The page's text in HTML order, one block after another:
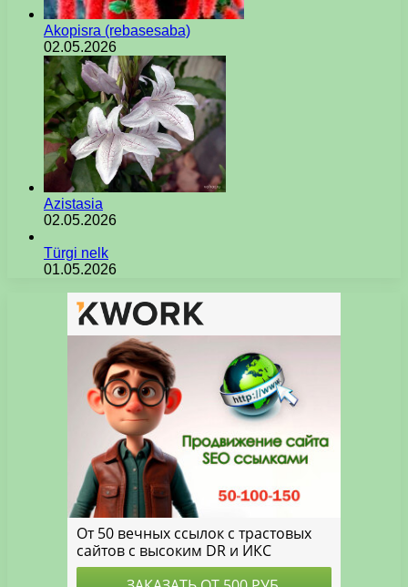
Akopisra (rebasesaba)
02.05.2026
Azistasia
02.05.2026
Türgi nelk
01.05.2026